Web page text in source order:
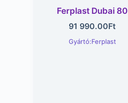
Ferplast Dubai 80
91 990.00Ft
Gyártó:Ferplast